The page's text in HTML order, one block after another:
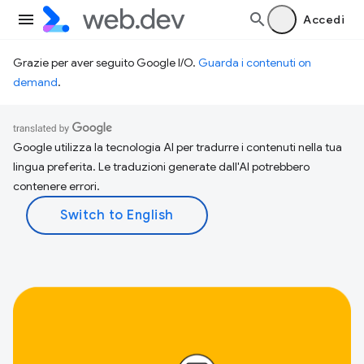
Accedi
Grazie per aver seguito Google I/O. Guarda i contenuti on
demand.
Google utilizza la tecnologia AI per tradurre i contenuti nella tua
lingua preferita. Le traduzioni generate dall'AI potrebbero
contenere errori.